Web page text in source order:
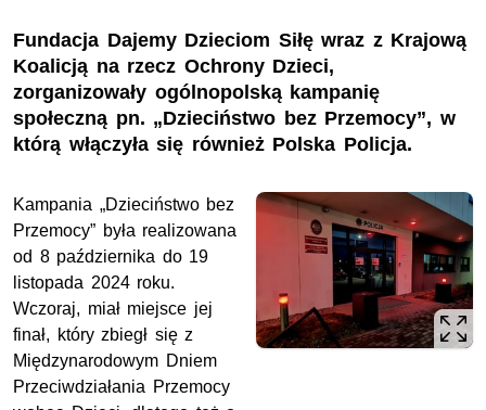
Fundacja Dajemy Dzieciom Siłę wraz z Krajową
Koalicją na rzecz Ochrony Dzieci,
zorganizowały ogólnopolską kampanię
społeczną pn. „Dzieciństwo bez Przemocy”, w
którą włączyła się również Polska Policja.
Kampania „Dzieciństwo bez
Przemocy” była realizowana
od 8 października do 19
listopada 2024 roku.
Wczoraj, miał miejsce jej
finał, który zbiegł się z
Międzynarodowym Dniem
Przeciwdziałania Przemocy